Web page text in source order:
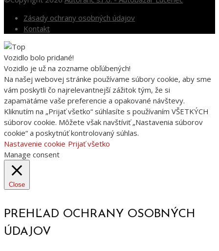
Zásady ochrany osobných údajov
Kontakt
Vozidlo bolo pridané!
Vozidlo je už na zozname obľúbených!
Na našej webovej stránke používame súbory cookie, aby sme
vám poskytli čo najrelevantnejší zážitok tým, že si
zapamätáme vaše preferencie a opakované návštevy.
Kliknutím na „Prijať všetko“ súhlasíte s používaním VŠETKÝCH
súborov cookie. Môžete však navštíviť „Nastavenia súborov
cookie“ a poskytnúť kontrolovaný súhlas.
Nastavenie cookie Prijať všetko
Manage consent
Close
PREHĽAD OCHRANY OSOBNÝCH
ÚDAJOV